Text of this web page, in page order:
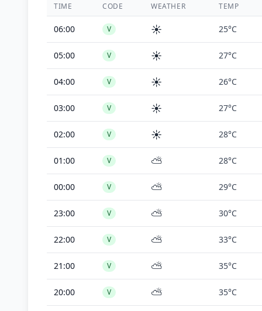
TIME CODE WEATHER TEMP
06:00 V ☀️ 25°C
05:00 V ☀️ 27°C
04:00 V ☀️ 26°C
03:00 V ☀️ 27°C
02:00 V ☀️ 28°C
01:00 V ⛅ 28°C
00:00 V ⛅ 29°C
23:00 V ⛅ 30°C
22:00 V ⛅ 33°C
21:00 V ⛅ 35°C
20:00 V ⛅ 35°C